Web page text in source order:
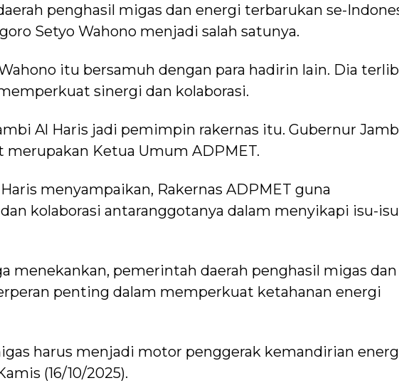
penghasil migas dan energi terbarukan se-
Setyo Wahono menjadi salah satunya.
itu bersamuh dengan para hadirin lain. Dia
sinergi dan kolaborasi.
Al Haris jadi pemimpin rakernas itu. Gubernur
Ketua Umum ADPMET.
menyampaikan, Rakernas ADPMET guna
kolaborasi antaranggotanya dalam menyikapi isu-isu
menekankan, pemerintah daerah penghasil migas dan
penting dalam memperkuat ketahanan energi
harus menjadi motor penggerak kemandirian
(16/10/2025).